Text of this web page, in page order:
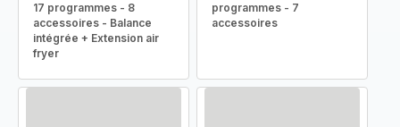
17 programmes - 8
accessoires - Balance
intégrée + Extension air
fryer
programmes - 7
accessoires